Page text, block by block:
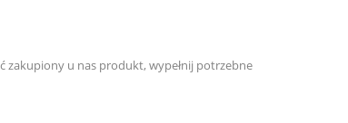
zakupiony u nas produkt, wypełnij potrzebne